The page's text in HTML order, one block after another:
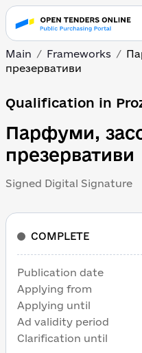
Main Frameworks
презервативи
Qualification in
Парфуми,
презервативи
Signed Digital Signature
COMPLETE
Publication date
Applying from
Applying until
Ad validity period
Clarification until